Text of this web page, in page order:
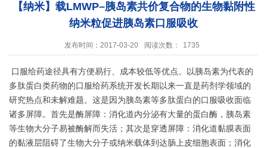
【纳米】载LMWP–胰岛素共价复合物的生物黏附性
纳米粒促进胰岛素口服吸收
发布时间：2017-03-20 阅读次数： 1735
口服给药途径具有方便易行、成本较低等优点。以胰岛素为代表的
多肽蛋白类药物的口服给药系统开发长期以来一直是药剂学领域的
研究热点和未解难题。这是因为胰岛素等多肽蛋白的口服吸收面临
诸多屏障。首先是酶屏障：消化道内分泌有大量的蛋白酶，胰岛素
等生物大分子易被酶解而失活；其次是穿透屏障：消化道黏膜表面
的黏液层阻碍了生物大分子或纳米载体到达肠上皮细胞表面；消化